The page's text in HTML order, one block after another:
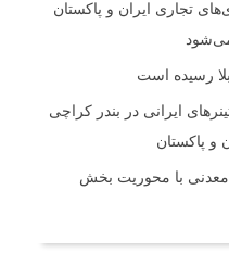
تجاری ایران و پاکستان
رسیده است
ایرانی در بندر کراچی
با محوریت بخش